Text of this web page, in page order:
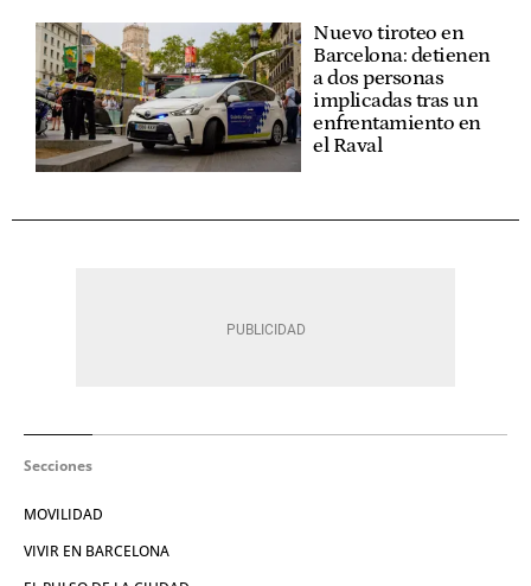
Nuevo tiroteo en
Barcelona: detienen
a dos personas
implicadas tras un
enfrentamiento en
el Raval
Secciones
MOVILIDAD
VIVIR EN BARCELONA